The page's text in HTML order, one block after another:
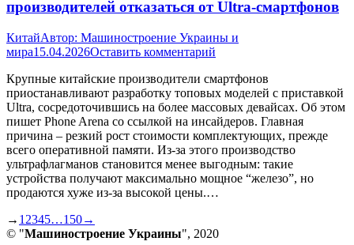
производителей отказаться от Ultra-смартфонов
КитайАвтор: Машиностроение Украины и
мира15.04.2026Оставить комментарий
Крупные китайские производители смартфонов
приостанавливают разработку топовых моделей с приставкой
Ultra, сосредоточившись на более массовых девайсах. Об этом
пишет Phone Arena со ссылкой на инсайдеров. Главная
причина – резкий рост стоимости комплектующих, прежде
всего оперативной памяти. Из-за этого производство
ультрафлагманов становится менее выгодным: такие
устройства получают максимально мощное “железо”, но
продаются хуже из-за высокой цены.…
→ 1 2345…150→
© "Машиностроение Украины", 2020